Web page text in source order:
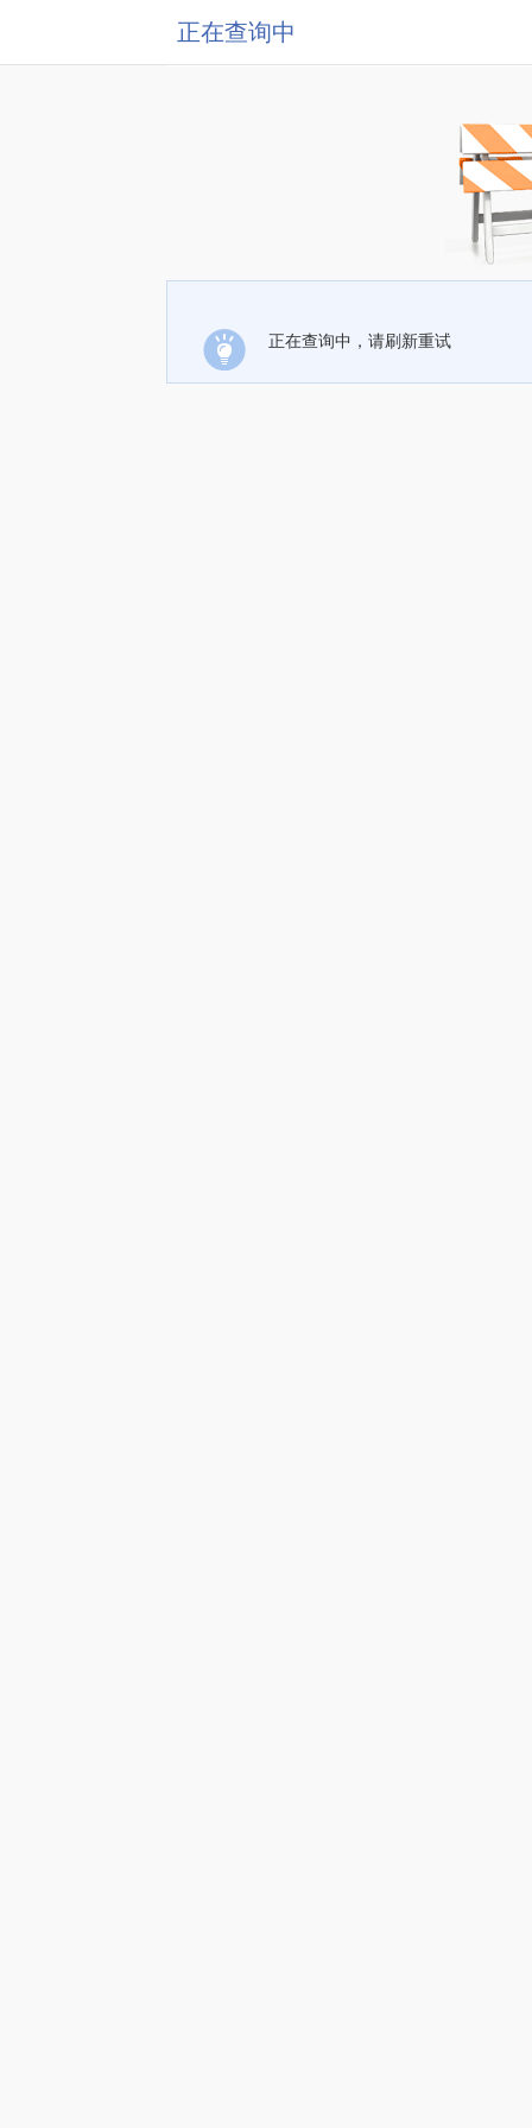
正在查询中
正在查询中，请刷新重试